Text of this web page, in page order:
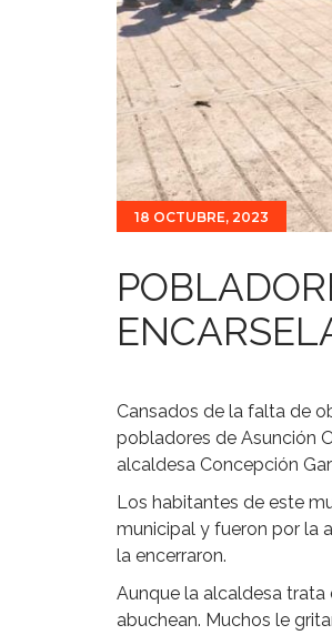
18 OCTUBRE, 2023
Cansados de la falta de
pobladores de Asunción
alcaldesa Concepción
Los habitantes de este
municipal y fueron por la
la encerraron.
Aunque la alcaldesa trata
abuchean. Muchos le